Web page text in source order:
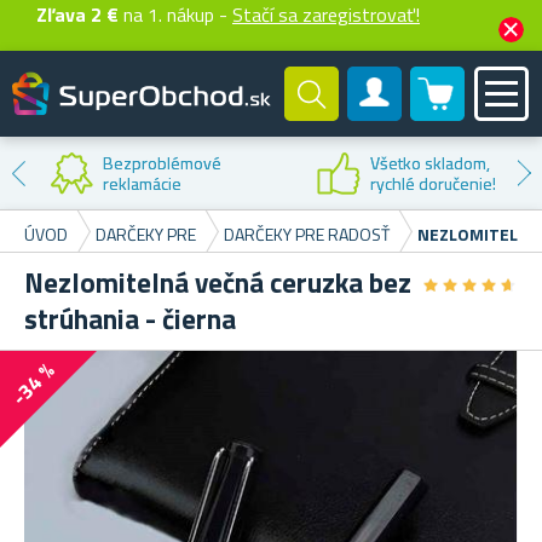
Zľava 2 € na 1. nákup - Stačí sa zaregistrovať!
Zákaznícky účet
0 produktů
Bezproblémové
reklamácie
Všetko skladom,
rychlé doručenie!
ÚVOD
DARČEKY PRE DARČEKY PRE RADOSŤ
Nezlomitelná večná ceruzka bez
strúhania - čierna
★★★★★
★★★★★
-34 %